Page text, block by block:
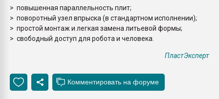
> повышенная параллельность плит;
> поворотный узел впрыска (в стандартном исполнении);
> простой монтаж и легкая замена литьевой формы;
> свободный доступ для робота и человека.
ПластЭксперт